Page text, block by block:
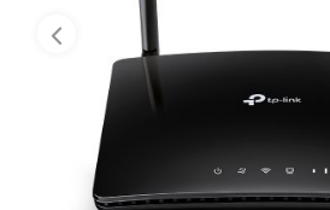
Избранное